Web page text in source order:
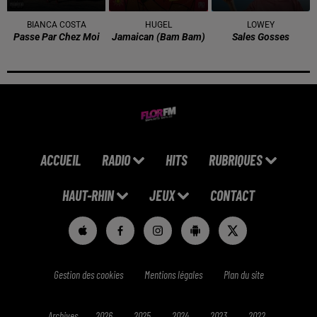
BIANCA COSTA
Passe Par Chez Moi
HUGEL
Jamaican (bam Bam)
LOWEY
Sales Gosses
ACCUEIL RADIO HITS RUBRIQUES
HAUT-RHIN JEUX CONTACT
Gestion des cookies Mentions légales Plan du site